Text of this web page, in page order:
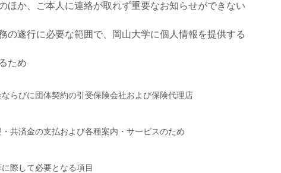
ほか、ご本人に連絡が取れず重要なお知らせができない
の遂行に必要な範囲で、岡山大学に個人情報を提供する
ため
らびに団体契約の引受保険会社および保険代理店
共済金の支払および各種案内・サービスのため
際して必要となる項目